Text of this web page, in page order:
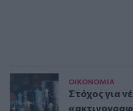
ΟΙΚΟΝΟΜΙΑ
Στόχος για